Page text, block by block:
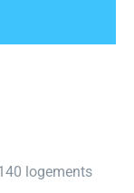
logements